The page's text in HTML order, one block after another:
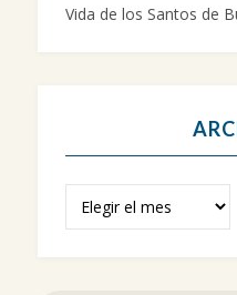
Vida de los Santos de